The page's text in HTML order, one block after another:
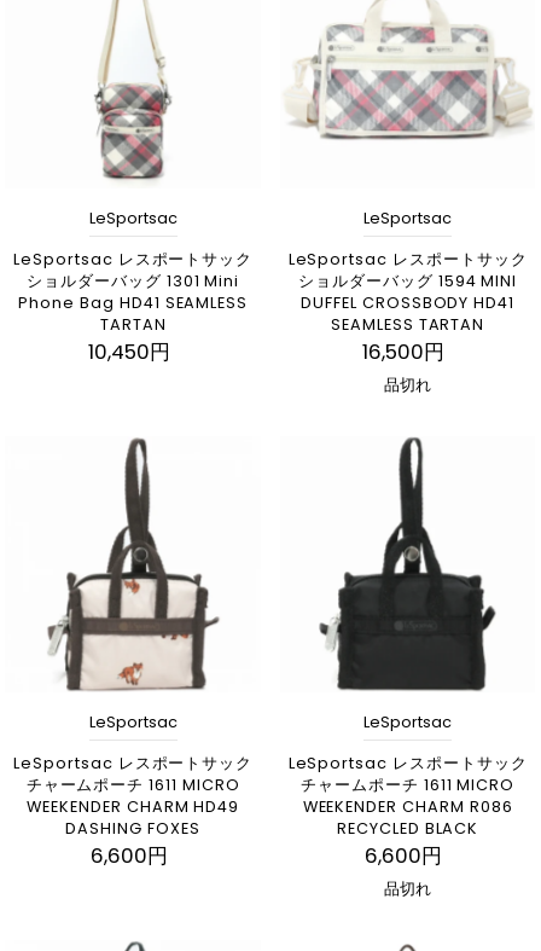
LeSportsac
LeSportsac レスポートサック
ショルダーバッグ 1301 Mini
Phone Bag HD41 SEAMLESS
TARTAN
10,450円
LeSportsac
LeSportsac レスポートサック
ショルダーバッグ 1594 MINI
DUFFEL CROSSBODY HD41
SEAMLESS TARTAN
16,500円
品切れ
LeSportsac
LeSportsac レスポートサック
チャームポーチ 1611 MICRO
WEEKENDER CHARM HD49
DASHING FOXES
6,600円
LeSportsac
LeSportsac レスポートサック
チャームポーチ 1611 MICRO
WEEKENDER CHARM R086
RECYCLED BLACK
6,600円
品切れ